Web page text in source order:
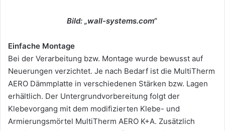
Bild: „wall-systems.com“
Einfache Montage
Bei der Verarbeitung bzw. Montage wurde bewusst auf
Neuerungen verzichtet. Je nach Bedarf ist die MultiTherm
AERO Dämmplatte in verschiedenen Stärken bzw. Lagen
erhältlich. Der Untergrundvorbereitung folgt der
Klebevorgang mit dem modifizierten Klebe- und
Armierungsmörtel MultiTherm AERO K+A. Zusätzlich